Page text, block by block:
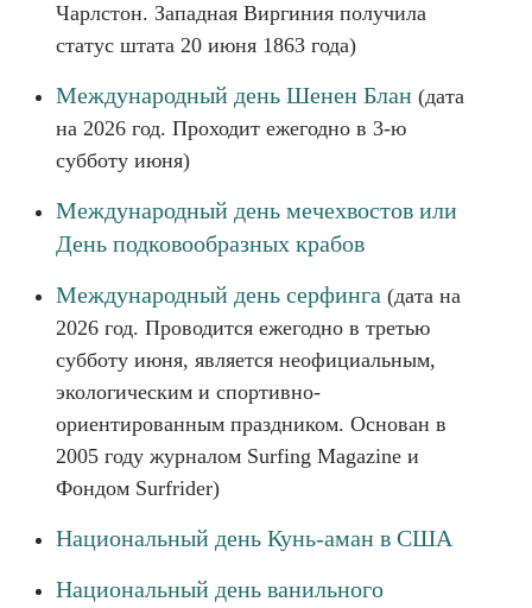
Чарлстон. Западная Виргиния получила
статус штата 20 июня 1863 года)
Международный день Шенен Блан (дата
на 2026 год. Проходит ежегодно в 3-ю
субботу июня)
Международный день мечехвостов или
День подковообразных крабов
Международный день серфинга (дата на
2026 год. Проводится ежегодно в третью
субботу июня, является неофициальным,
экологическим и спортивно-
ориентированным праздником. Основан в
2005 году журналом Surfing Magazine и
Фондом Surfrider)
Национальный день Кунь-аман в США
Национальный день ванильного